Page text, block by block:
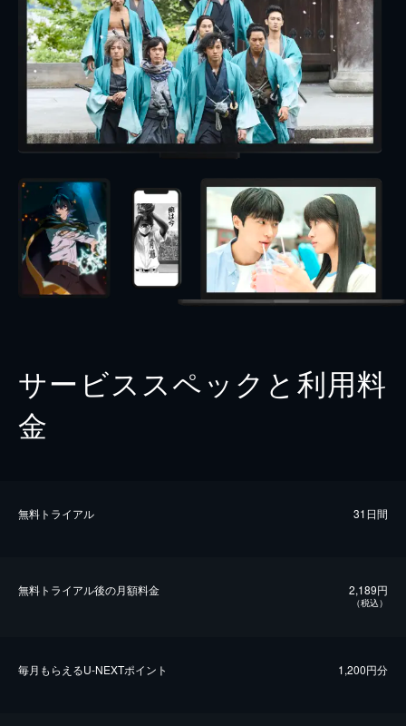
サービススペックと利用料
金
無料トライアル 31日間
無料トライアル後の⽉額料金 2,189円
（税込）
毎⽉もらえるU-NEXTポイント 1,200円分